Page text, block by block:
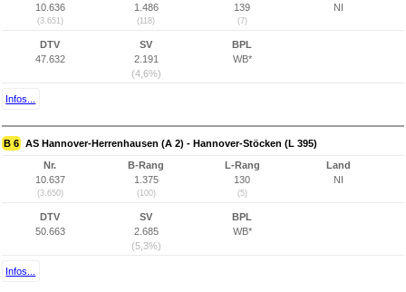
10.636
(3.651)
1.486
(118)
139
(7)
NI
DTV
47.632
SV
2.191
(4,6%)
BPL
WB*
Infos...
B 6 AS Hannover-Herrenhausen (A 2) - Hannover-Stöcken (L 395)
Nr.
10.637
(3.650)
B-Rang
1.375
(100)
L-Rang
130
(5)
Land
NI
DTV
50.663
SV
2.685
(5,3%)
BPL
WB*
Infos...